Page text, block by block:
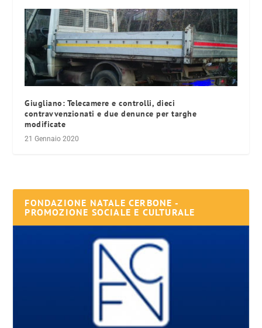
Giugliano: Telecamere e controlli, dieci
contravvenzionati e due denunce per targhe
modificate
21 Gennaio 2020
FONDAZIONE NATALE CERBONE -
PROMOZIONE SOCIALE E CULTURALE